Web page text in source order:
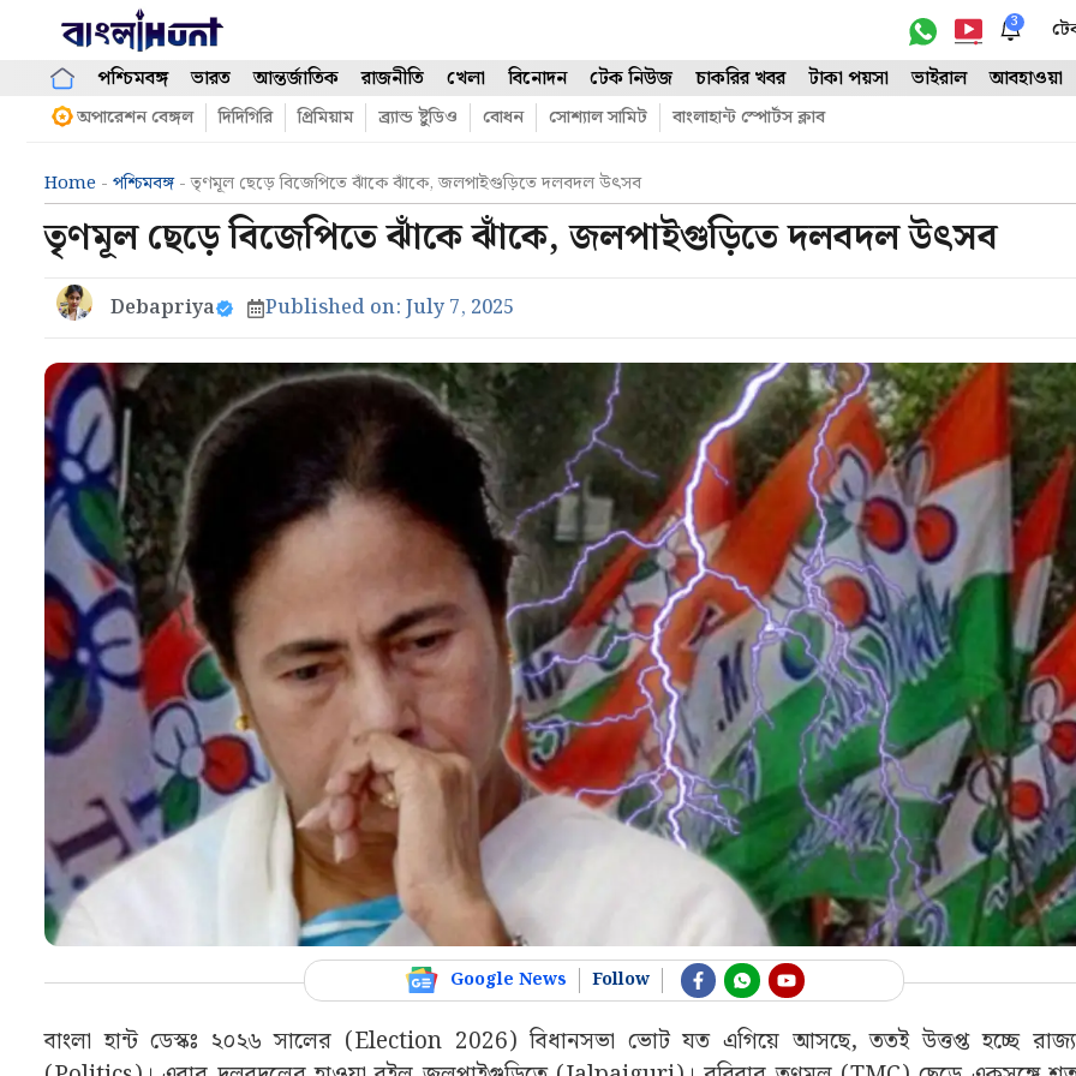
content
3
পশ্চিমবঙ্গ ভারত আন্তর্জাতিক রাজনীতি খেলা বিনোদন টেক নিউজ চাকরির খবর টাকা পয়সা ভাইরাল আবহাওয়া
অপারেশন বেঙ্গল দিদিগিরি প্রিমিয়াম ব্র্যান্ড ষ্টুডিও বোধন সোশ্যাল সামিট বাংলাহান্ট স্পোর্টস ক্লাব
Home - পশ্চিমবঙ্গ-তৃণমূল ছেড়ে বিজেপিতে ঝাঁকে ঝাঁকে, জলপাইগুড়িতে দলবদল উৎসব
তৃণমূল ছেড়ে বিজেপিতে ঝাঁকে ঝাঁকে, জলপাইগুড়িতে দলবদল উৎসব
Debapriya Published on: July 7, 2025
Google News Follow
বাংলা হান্ট ডেস্কঃ ২০২৬ সালের (Election 2026) বিধানসভা ভোট যত এগিয়ে আসছে, ততই উত্তপ্ত হচ্ছে